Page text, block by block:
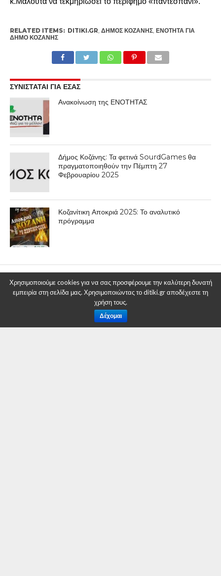
RELATED ITEMS: DITIKI.GR ΔΉΜΟΣ ΚΟΖΆΝΗΣ, ΕΝΌΤΗΤΑ ΓΙΑ
ΔΉΜΟ ΚΟΖΆΝΗΣ
ΣΥΝΙΣΤΑΤΑΙ ΓΙΑ ΕΣΑΣ
Ανακοίνωση της ΕΝΟΤΗΤΑΣ
Δήμος Κοζάνης: Τα φετινά SourdGames θα
πραγματοποιηθούν την Πέμπτη 27
Φεβρουαρίου 2025
Κοζανίτικη Αποκριά 2025: Το αναλυτικό
πρόγραμμα
ΕΠΙΚΑΙΡΟΤΗΤΑ
Σύλληψη 19χρονου ημεδαπού
στα Γρεβενά για κατοχή
Χρησιμοποιούμε cookies για να σας προσφέρουμε την καλύτερη δυνατή
εμπειρία στη σελίδα μας. Χρησιμοποιώντας το ditiki.gr αποδέχεστε τη
χρήση τους.
Δέχομαι